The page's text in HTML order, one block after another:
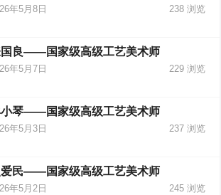
年5月8日 238浏览
良——国家级高级工艺美术师
年5月7日 229浏览
琴——国家级高级工艺美术师
年5月3日 237浏览
爱民——国家级高级工艺美术师
年5月2日 245浏览